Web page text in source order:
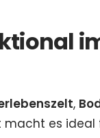
,
macht es ideal